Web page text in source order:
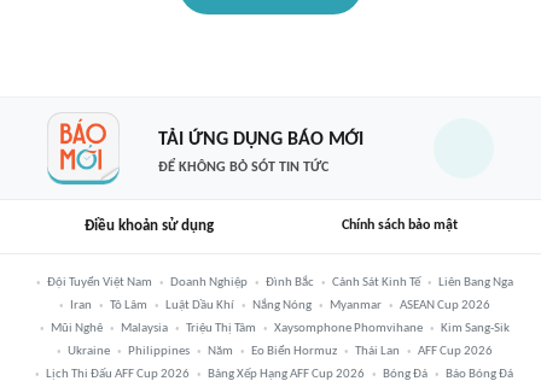
TẢI ỨNG DỤNG BÁO MỚI
ĐỂ KHÔNG BỎ SÓT TIN TỨC
Điều khoản sử dụng Chính sách bảo mật
Đội Tuyển Việt Nam Doanh Nghiệp Đình Bắc Cảnh Sát Kinh Tế
Liên Bang Nga
Iran
Tô Lâm Luật Dầu Khí Nắng Nóng Myanmar
ASEAN Cup 2026
Mũi Nghê
Malaysia Triệu Thị Tâm Xaysomphone Phomvihane
Kim Sang-Sik
Ukraine
Philippines Năm Eo Biển Hormuz Thái Lan
AFF Cup 2026
Lịch Thi Đấu AFF Cup 2026
Bảng Xếp Hạng AFF Cup 2026 Bóng Đá Báo Bóng Đá